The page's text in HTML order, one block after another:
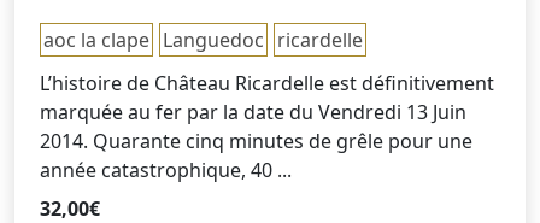
aoc la clape Languedoc ricardelle
L’histoire de Château Ricardelle est définitivement
marquée au fer par la date du Vendredi 13 Juin
2014. Quarante cinq minutes de grêle pour une
année catastrophique, 40 ...
32,00€